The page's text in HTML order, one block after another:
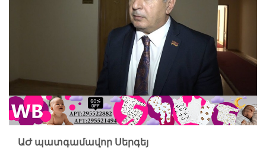
ԱԺ պատգամավոր Սերգեյ